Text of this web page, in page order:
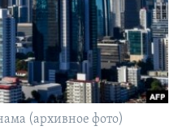
(архивное фото)